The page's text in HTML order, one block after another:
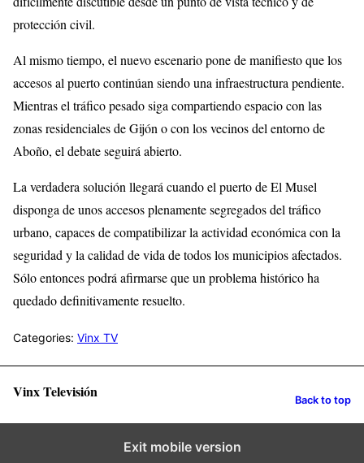
protección civil.
Al mismo tiempo, el nuevo escenario pone de manifiesto que los
accesos al puerto continúan siendo una infraestructura pendiente.
Mientras el tráfico pesado siga compartiendo espacio con las
zonas residenciales de Gijón o con los vecinos del entorno de
Aboño, el debate seguirá abierto.
La verdadera solución llegará cuando el puerto de El Musel
disponga de unos accesos plenamente segregados del tráfico
urbano, capaces de compatibilizar la actividad económica con la
seguridad y la calidad de vida de todos los municipios afectados.
Sólo entonces podrá afirmarse que un problema histórico ha
quedado definitivamente resuelto.
Categories: Vinx TV
Vinx Televisión Back to top
Exit mobile version